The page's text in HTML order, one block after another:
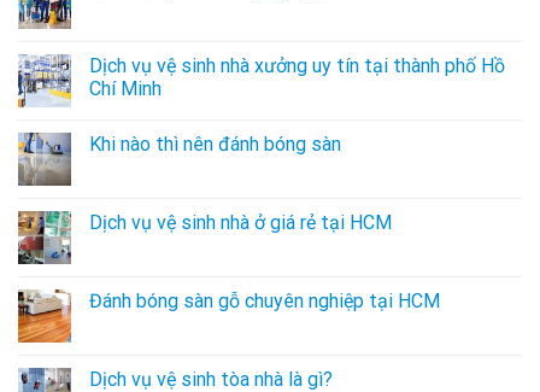
Dịch vụ vệ sinh nhà xưởng uy tín tại thành phố Hồ
Chí Minh
Khi nào thì nên đánh bóng sàn
Dịch vụ vệ sinh nhà ở giá rẻ tại HCM
Đánh bóng sàn gỗ chuyên nghiệp tại HCM
Dịch vụ vệ sinh tòa nhà là gì?